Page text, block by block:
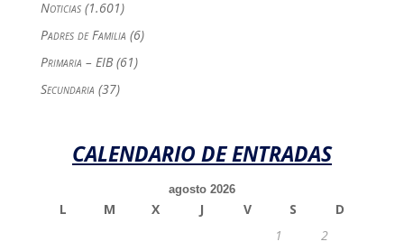
Noticias(1.601)
Padres de Familia (6)
Primaria – EIB(61)
Secundaria (37)
CALENDARIO DE ENTRADAS
agosto 2026
L M X J V S
D
1
2